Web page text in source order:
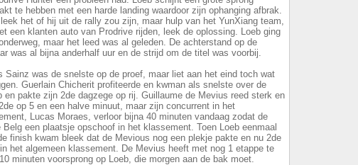
te hebben met een harde landing waardoor zijn ophanging afbrak.
het of hij uit de rally zou zijn, maar hulp van het YunXiang team,
een klanten auto van Prodrive rijden, leek de oplossing. Loeb ging
maar het leed was al geleden. De achterstand op de
was al bijna anderhalf uur en de strijd om de titel was voorbij.
Sainz was de snelste op de proef, maar liet aan het eind toch wat
Guerlain Chicherit profiteerde en kwman als snelste over de
en pakte zijn 2de dagzege op rij. Guillaume de Mevius reed sterk en
op 5 en een halve minuut, maar zijn concurrent in het
Lucas Moraes, verloor bijna 40 minuten vandaag zodat de
Belg een plaatsje opschoof in het klassement. Toen Loeb eenmaal
finish kwam bleek dat de Mevious nog een plekje pakte en nu 2de
het algemeen klassement. De Mevius heeft met nog 1 etappe te
minuten voorsprong op Loeb, die morgen aan de bak moet.